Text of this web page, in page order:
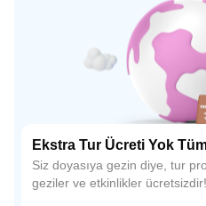
Ekstra Tur Ücreti Yok
Siz doyasıya gezin diye, tur
geziler ve etkinlikler ücretsizdir!